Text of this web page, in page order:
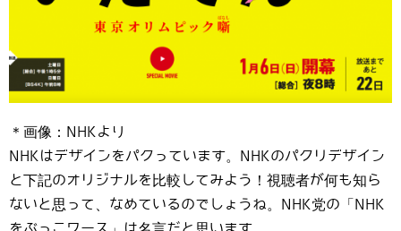
＊画像：NHKより
NHKはデザインをパクっています。NHKのパクリデザイン
と下記のオリジナルを比較してみよう！視聴者が何も知ら
ないと思って、なめているのでしょうね。NHK党の「NHK